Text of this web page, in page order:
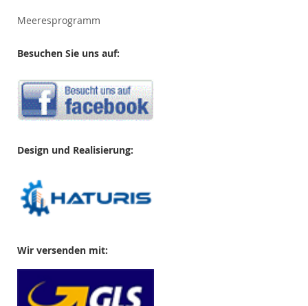
Meeresprogramm
Besuchen Sie uns auf:
Design und Realisierung:
Wir versenden mit: